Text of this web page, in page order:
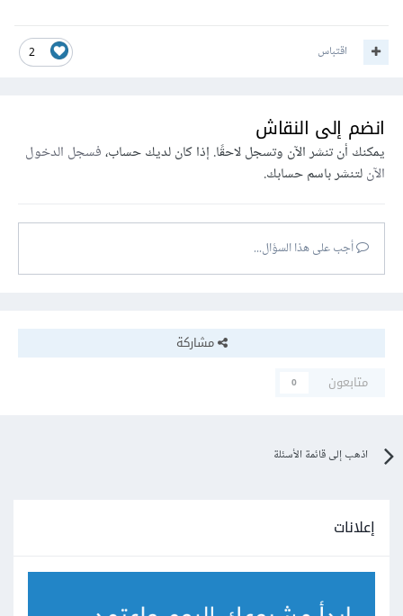
2 اقتباس
انضم إلى النقاش
يمكنك أن تنشر الآن وتسجل لاحقًا. إذا كان لديك حساب،فسجل الدخول
الآنلتنشر باسم حسابك.
أجب على هذا السؤال...
مشاركة
متابعون
0
اذهب إلى قائمة الأسئلة
إعلانات